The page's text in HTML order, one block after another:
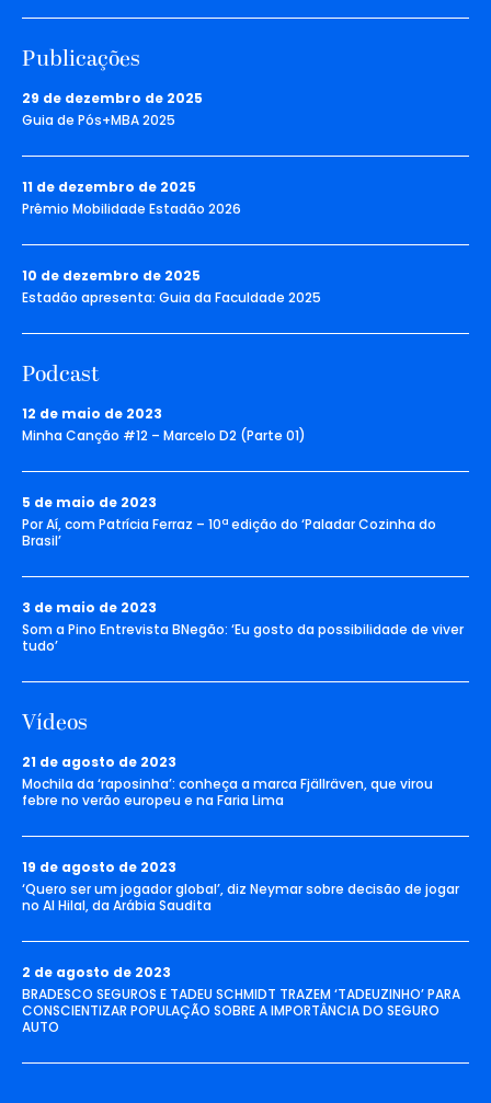
Publicações
29 de dezembro de 2025
Guia de Pós+MBA 2025
11 de dezembro de 2025
Prêmio Mobilidade Estadão 2026
10 de dezembro de 2025
Estadão apresenta: Guia da Faculdade 2025
Podcast
12 de maio de 2023
Minha Canção #12 – Marcelo D2 (Parte 01)
5 de maio de 2023
Por Aí, com Patrícia Ferraz – 10ª edição do ‘Paladar Cozinha do
Brasil’
3 de maio de 2023
Som a Pino Entrevista BNegão: ‘Eu gosto da possibilidade de viver
tudo’
Vídeos
21 de agosto de 2023
Mochila da ‘raposinha’: conheça a marca Fjällräven, que virou
febre no verão europeu e na Faria Lima
19 de agosto de 2023
‘Quero ser um jogador global’, diz Neymar sobre decisão de jogar
no Al Hilal, da Arábia Saudita
2 de agosto de 2023
BRADESCO SEGUROS E TADEU SCHMIDT TRAZEM ‘TADEUZINHO’ PARA
CONSCIENTIZAR POPULAÇÃO SOBRE A IMPORTÂNCIA DO SEGURO
AUTO